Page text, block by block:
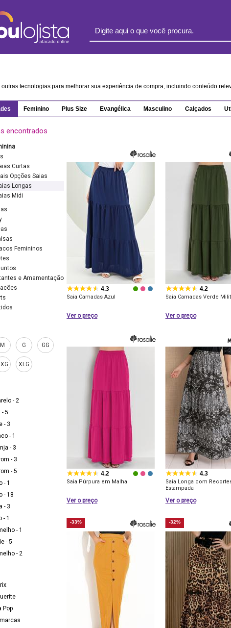
tecnologias para melhorar sua experiência de compra, incluindo conteúdo
Feminino Plus Size Evangélica Masculino Calçados
encontrados
Curtas
Opções Saias
Longas
Midi
Femininos
e Amamentação
M G GG
XLG
- 2
- 5
- 3
- 1
- 3
- 3
- 5
- 1
- 18
- 3
- 1
- 1
- 5
- 2
Pop
4.3
Saia Camadas Azul
Ver o preço
4.2
Saia Camadas Verde
Ver o preço
4.2
Saia Púrpura em Malha
Ver o preço
4.3
Saia Longa com
Estampada
Ver o preço
-33% -32%